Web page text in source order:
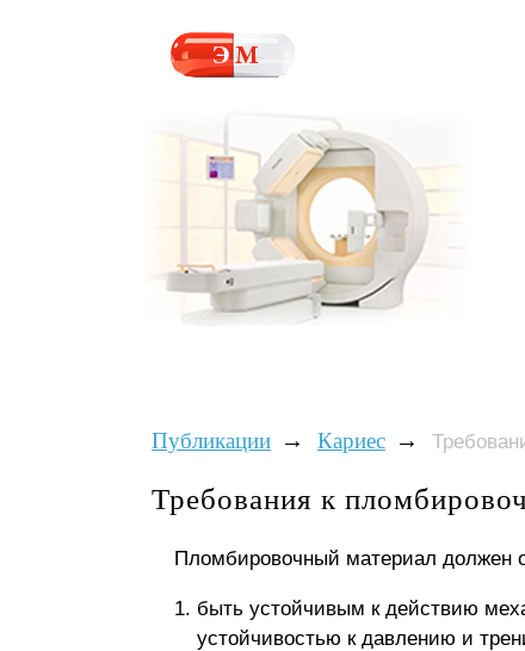
Публикации → Кариес →
Требования к
Пломбировочный материал должен
быть устойчивым к действию
устойчивостью к давлению и